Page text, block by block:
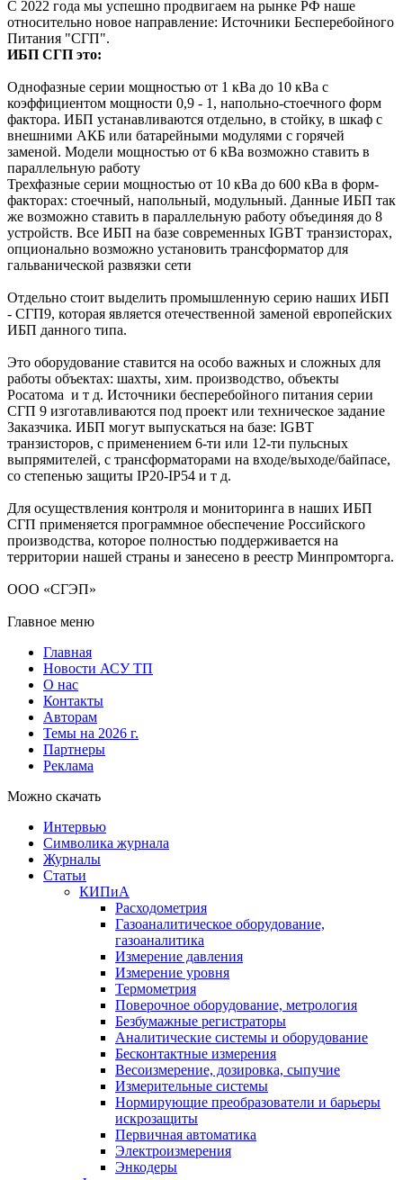
С 2022 года мы успешно продвигаем на рынке РФ наше
относительно новое направление: Источники Бесперебойного
Питания "СГП".
ИБП СГП это:
Однофазные серии мощностью от 1 кВа до 10 кВа с
коэффициентом мощности 0,9 - 1, напольно-стоечного форм
фактора. ИБП устанавливаются отдельно, в стойку, в шкаф с
внешними АКБ или батарейными модулями с горячей
заменой. Модели мощностью от 6 кВа возможно ставить в
параллельную работу
Трехфазные серии мощностью от 10 кВа до 600 кВа в форм-
факторах: стоечный, напольный, модульный. Данные ИБП так
же возможно ставить в параллельную работу объединяя до 8
устройств. Все ИБП на базе современных IGBT транзисторах,
опционально возможно установить трансформатор для
гальванической развязки сети
Отдельно стоит выделить промышленную серию наших ИБП
- СГП9, которая является отечественной заменой европейских
ИБП данного типа.
Это оборудование ставится на особо важных и сложных для
работы объектах: шахты, хим. производство, объекты
Росатома и т д. Источники бесперебойного питания серии
СГП 9 изготавливаются под проект или техническое задание
Заказчика. ИБП могут выпускаться на базе: IGBT
транзисторов, с применением 6-ти или 12-ти пульсных
выпрямителей, с трансформаторами на входе/выходе/байпасе,
со степенью защиты IP20-IP54 и т д.
Для осуществления контроля и мониторинга в наших ИБП
СГП применяется программное обеспечение Российского
производства, которое полностью поддерживается на
территории нашей страны и занесено в реестр Минпромторга.
ООО «СГЭП»
Главное меню
Главная
Новости АСУ ТП
О нас
Контакты
Авторам
Темы на 2026 г.
Партнеры
Реклама
Можно скачать
Интервью
Символика журнала
Журналы
Статьи
КИПиА
Расходометрия
Газоаналитическое оборудование,
газоаналитика
Измерение давления
Измерение уровня
Термометрия
Поверочное оборудование, метрология
Безбумажные регистраторы
Аналитические системы и оборудование
Бесконтактные измерения
Весоизмерение, дозировка, сыпучие
Измерительные системы
Нормирующие преобразователи и барьеры
искрозащиты
Первичная автоматика
Электроизмерения
Энкодеры